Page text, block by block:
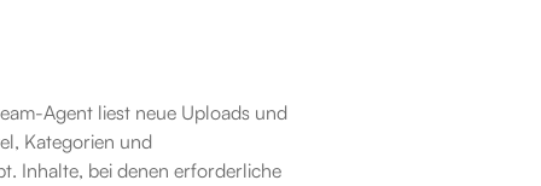
Agent liest neue Uploads und
Kategorien und
Inhalte, bei denen erforderliche